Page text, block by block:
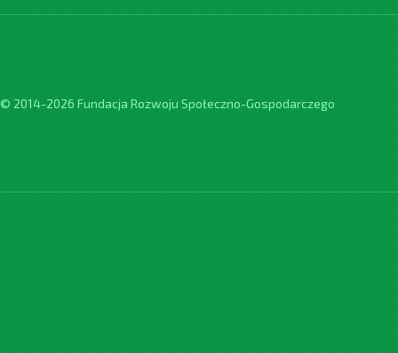
© 2014-2026 Fundacja Rozwoju Społeczno-Gospodarczego